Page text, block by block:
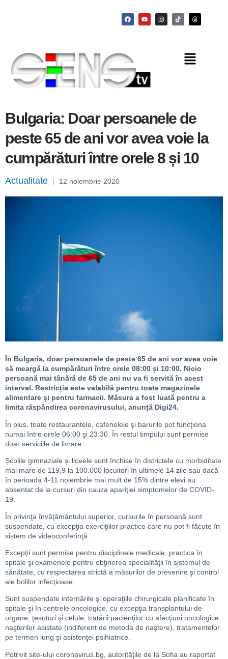
Bulgaria: Doar persoanele de
peste 65 de ani vor avea voie la
cumpărături între orele 8 și 10
Actualitate | 12 noiembrie 2020
În Bulgaria, doar persoanele de peste 65 de ani vor avea voie
să meargă la cumpărături între orele 08:00 și 10:00. Nicio
persoană mai tânără de 65 de ani nu va fi servită în acest
interval. Restricția este valabilă pentru toate magazinele
alimentare și pentru farmacii. Măsura a fost luată pentru a
limita răspândirea coronavirusului, anunță Digi24.
În plus, toate restaurantele, cafenelele şi barurile pot funcţiona
numai între orele 06:00 şi 23:30. În restul timpului sunt permise
doar serviciile de livrare.
Școlile gimnaziale și liceele sunt închise în districtele cu morbiditate
mai mare de 119,9 la 100.000 locuitori în ultimele 14 zile sau dacă
în perioada 4-11 noiembrie mai mult de 15% dintre elevi au
absentat de la cursuri din cauza apariţiei simptomelor de COVID-
19.
În privinţa învăţământului superior, cursurile în persoană sunt
suspendate, cu excepţia exerciţiilor practice care nu pot fi făcute în
sistem de videoconferinţă.
Excepţii sunt permise pentru disciplinele medicale, practica în
spitale şi examenele pentru obţinerea specialităţii în sistemul de
sănătate, cu respectarea strictă a măsurilor de prevenire şi control
ale bolilor infecţioase.
Sunt suspendate internările şi operaţiile chirurgicale planificate în
spitale şi în centrele oncologice, cu excepţia transplantului de
organe, ţesuturi şi celule, tratării pacienţilor cu afecţiuni oncologice,
naşterilor asistate (indiferent de metoda de naştere), tratamentelor
pe termen lung şi asistenţei psihiatrice.
Potrivit site-ului coronavirus.bg, autorităţile de la Sofia au raportat